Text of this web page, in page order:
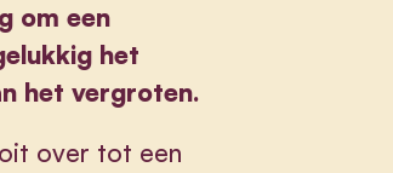
om een
het
het vergroten.
over tot een